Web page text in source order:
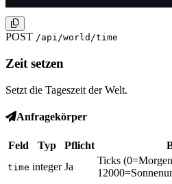
POST /api/world/time
Zeit setzen
Setzt die Tageszeit der Welt.
Anfragekörper
Feld Typ Pflicht
time integer Ja
Ticks